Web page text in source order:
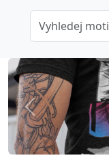
Previous